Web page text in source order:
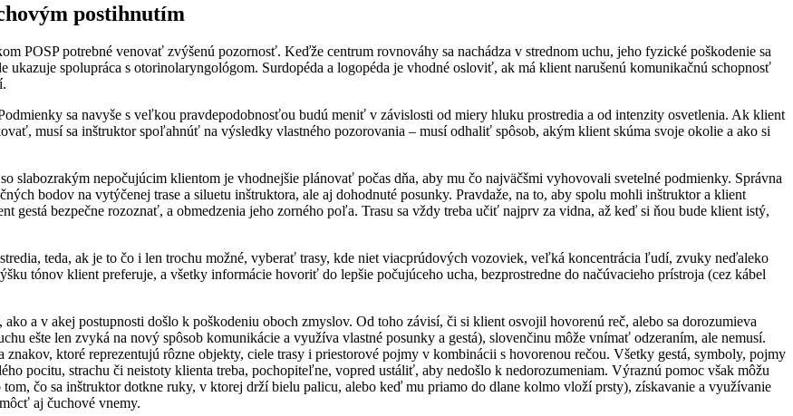
postihnutím
POSP potrebné venovať zvýšenú pozornosť. Keďže centrum rovnováhy sa nachádza v strednom uchu, jeho fyzické poškodenie sa
spolupráca s otorinolaryngológom. Surdopéda a logopéda je vhodné osloviť, ak má klient narušenú komunikačnú schopnosť
sa navyše s veľkou pravdepodobnosťou budú meniť v závislosti od miery hluku prostredia a od intenzity osvetlenia. Ak klient
musí sa inštruktor spoľahnúť na výsledky vlastného pozorovania – musí odhaliť spôsob, akým klient skúma svoje okolie a ako si
slabozrakým nepočujúcim klientom je vhodnejšie plánovať počas dňa, aby mu čo najväčšmi vyhovovali svetelné podmienky. Správna
bodov na vytýčenej trase a siluetu inštruktora, ale aj dohodnuté posunky. Pravdaže, na to, aby spolu mohli inštruktor a klient
bezpečne rozoznať, a obmedzenia jeho zorného poľa. Trasu sa vždy treba učiť najprv za vidna, až keď si ňou bude klient istý,
teda, ak je to čo i len trochu možné, vyberať trasy, kde niet viacprúdových vozoviek, veľká koncentrácia ľudí, zvuky neďaleko
tónov klient preferuje, a všetky informácie hovoriť do lepšie počujúceho ucha, bezprostredne do načúvacieho prístroja (cez kábel
a v akej postupnosti došlo k poškodeniu oboch zmyslov. Od toho závisí, či si klient osvojil hovorenú reč, alebo sa dorozumieva
ešte len zvyká na nový spôsob komunikácie a využíva vlastné posunky a gestá), slovenčinu môže vnímať odzeraním, ale nemusí.
ktoré reprezentujú rôzne objekty, ciele trasy i priestorové pojmy v kombinácii s hovorenou rečou. Všetky gestá, symboly, pojmy
pocitu, strachu či neistoty klienta treba, pochopiteľne, vopred ustáliť, aby nedošlo k nedorozumeniam. Výraznú pomoc však môžu
čo sa inštruktor dotkne ruky, v ktorej drží bielu palicu, alebo keď mu priamo do dlane kolmo vloží prsty), získavanie a využívanie
aj čuchové vnemy.